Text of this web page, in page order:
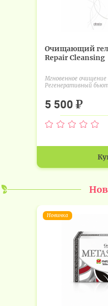
Очищающий
Repair Cleansing
Мгновенное
Регенеративный
5 500 ₽
Новинка